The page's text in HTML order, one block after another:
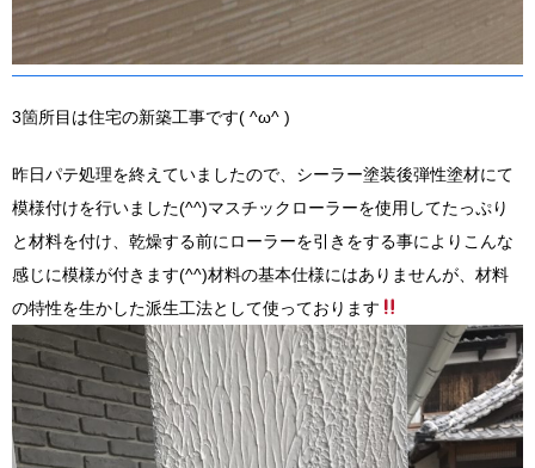
3箇所目は住宅の新築工事です( ^ω^ )
昨日パテ処理を終えていましたので、シーラー塗装後弾性塗材にて
模様付けを行いました(^^)マスチックローラーを使用してたっぷり
と材料を付け、乾燥する前にローラーを引きをする事によりこんな
感じに模様が付きます(^^)材料の基本仕様にはありませんが、材料
の特性を生かした派生工法として使っております